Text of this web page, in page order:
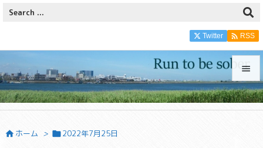


Twitter  RSS
 ホーム > 2022年7月25日